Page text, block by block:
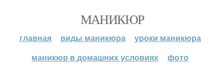
МАНИКЮР
главная виды маникюра
уроки маникюра
маникюр в домашних условиях
фото